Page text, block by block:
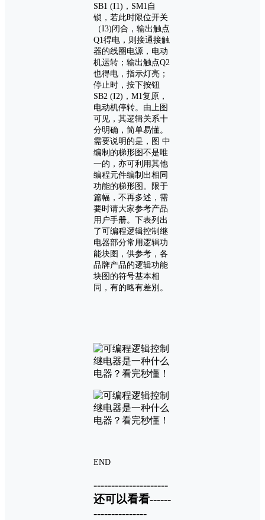
SB1 (I1)，SM1自
锁，若此时限位开关
（I3)闭合，输出触点
Q1得电，则接通接触
器的线圈电源，电动
机运转；输出触点Q2
也得电，指示灯亮；
停止时，按下按钮
SB2 (I2)，M1复原，
电动机停转。由上图
可见，其逻辑关系十
分明确，简单易懂。
需要说明的是，图 中
编制的梯形图不是唯
一的，亦可利用其他
编程元件编制出相同
功能的梯形图。限于
篇幅，不再多述，需
要时请大家参考产品
用户手册。下表列出
了可编程逻辑控制继
电器部分常用逻辑功
能块图，供参考，各
品牌产品的逻辑功能
块图的符号基本相
同，有的略有差別。
END
---------------------
还可以看看------
---------------